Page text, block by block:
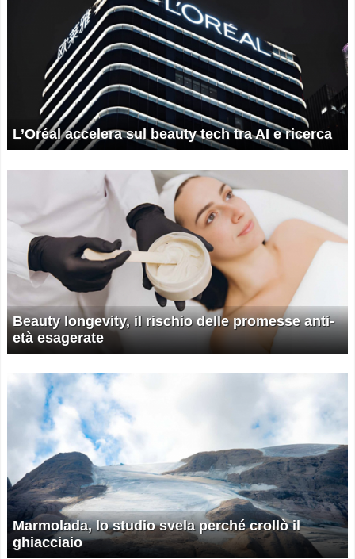
L’Oréal accelera sul beauty tech tra AI e ricerca
Beauty longevity, il rischio delle promesse anti-
età esagerate
Marmolada, lo studio svela perché crollò il
ghiacciaio